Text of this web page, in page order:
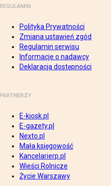
REGULAMIN
Polityka Prywatności
Zmiana ustawień zgód
Regulamin serwisu
Informacje o nadawcy
Deklaracja dostępności
PARTNERZY
E-kiosk.pl
E-gazety.pl
Nexto.pl
Mała księgowość
Kancelarierp.pl
Wieści Rolnicze
Życie Warszawy